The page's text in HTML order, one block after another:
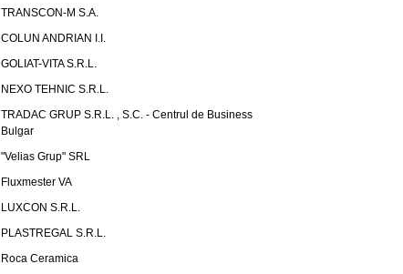
TRANSCON-M S.A.
COLUN ANDRIAN I.I.
GOLIAT-VITA S.R.L.
NEXO TEHNIC S.R.L.
TRADAC GRUP S.R.L. , S.C. - Centrul de Business
Bulgar
"Velias Grup" SRL
Fluxmester VA
LUXCON S.R.L.
PLASTREGAL S.R.L.
Roca Ceramica